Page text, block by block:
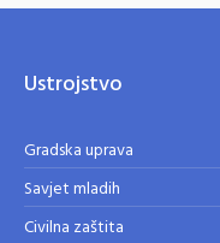
Ustrojstvo
Gradska uprava
Savjet mladih
Civilna zaštita